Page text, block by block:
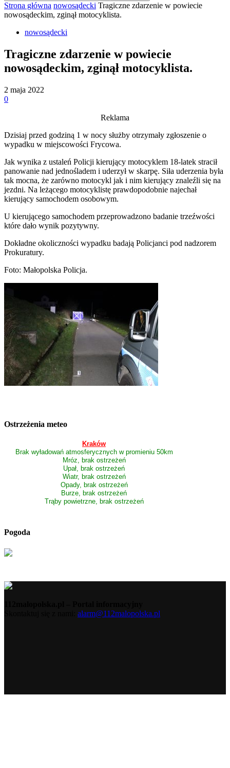
Strona główna nowosądecki Tragiczne zdarzenie w powiecie
nowosądeckim, zginął motocyklista.
nowosądecki
Tragiczne zdarzenie w powiecie
nowosądeckim, zginął motocyklista.
2 maja 2022
0
Reklama
Dzisiaj przed godziną 1 w nocy służby otrzymały zgłoszenie o
wypadku w miejscowości Frycowa.
Jak wynika z ustaleń Policji kierujący motocyklem 18-latek stracił
panowanie nad jednośladem i uderzył w skarpę. Siła uderzenia była
tak mocna, że zarówno motocykl jak i nim kierujący znaleźli się na
jezdni. Na leżącego motocyklistę prawdopodobnie najechał
kierujący samochodem osobowym.
U kierującego samochodem przeprowadzono badanie trzeźwości
które dało wynik pozytywny.
Dokładne okoliczności wypadku badają Policjanci pod nadzorem
Prokuratury.
Foto: Małopolska Policja.
Ostrzeżenia meteo
Kraków
Brak wyładowań atmosferycznych w promieniu 50km
Mróz, brak ostrzeżeń
Upał, brak ostrzeżeń
Wiatr, brak ostrzeżeń
Opady, brak ostrzeżeń
Burze, brak ostrzeżeń
Trąby powietrzne, brak ostrzeżeń
Pogoda
alarm@112malopolska.pl